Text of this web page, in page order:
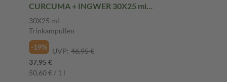
CURCUMA + INGWER 30X25 ml
Trinkampullen
30X25 ml
Trinkampullen
-19%
UVP: 46,95 €
37,95 €
50,60 € / 1 l